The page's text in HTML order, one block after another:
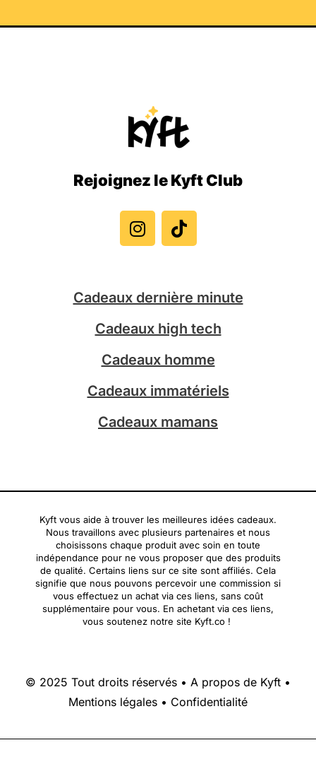
Rejoignez le Kyft Club
n
s
t
r
a
m
i
k
t
Cadeaux dernière minute
Cadeaux high tech
Cadeaux homme
Cadeaux immatériels
Cadeaux mamans
Kyft vous aide à trouver les meilleures idées cadeaux.
Nous travaillons avec plusieurs partenaires et nous
choisissons chaque produit avec soin en toute
indépendance pour ne vous proposer que des produits
de qualité. Certains liens sur ce site sont affiliés. Cela
signifie que nous pouvons percevoir une commission si
vous effectuez un achat via ces liens, sans coût
supplémentaire pour vous. En achetant via ces liens,
vous soutenez notre site Kyft.co !
© 2025 Tout droits réservés • A propos de Kyft •
Mentions légales • Confidentialité